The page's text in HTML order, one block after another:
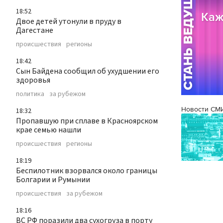
18:52
Двое детей утонули в пруду в
Дагестане
происшествия регионы
18:42
Сын Байдена сообщил об ухудшении его
здоровья
политика за рубежом
18:32
Пропавшую при сплаве в Красноярском
крае семью нашли
происшествия регионы
18:19
Беспилотник взорвался около границы
Болгарии и Румынии
происшествия за рубежом
18:16
ВС РФ поразили два сухогруза в порту
Новости